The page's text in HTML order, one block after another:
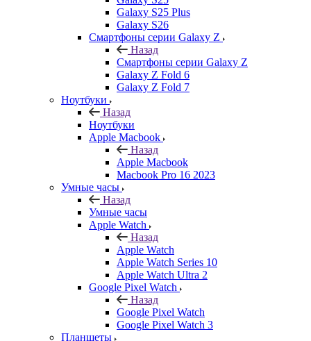
Galaxy S25 Plus
Galaxy S26
Смартфоны серии Galaxy Z
Назад
Смартфоны серии Galaxy Z
Galaxy Z Fold 6
Galaxy Z Fold 7
Ноутбуки
Назад
Ноутбуки
Apple Macbook
Назад
Apple Macbook
Macbook Pro 16 2023
Умные часы
Назад
Умные часы
Apple Watch
Назад
Apple Watch
Apple Watch Series 10
Apple Watch Ultra 2
Google Pixel Watch
Назад
Google Pixel Watch
Google Pixel Watch 3
Планшеты